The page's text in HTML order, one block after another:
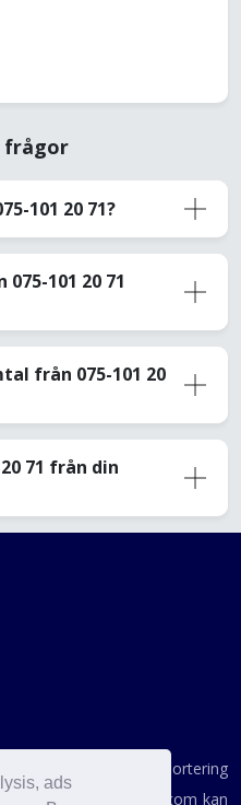
ads
frågor
101 20 71?
101 20 71
från 075-101 20
71 från din
för konsumentrapportering
AvoidCaller.com kan